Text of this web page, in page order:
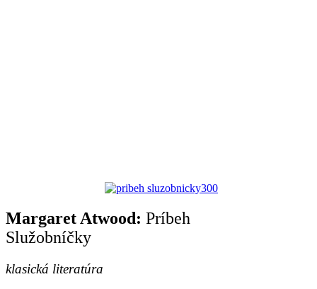
Margaret Atwood: Príbeh
Služobníčky
klasická literatúra